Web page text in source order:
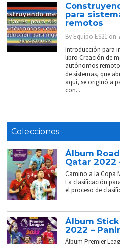
para
remotos
By Equipo ES21 on
Introducción para
libro Creación de
autónomos
de sistemas, que
aquí, se originó a
con...
Colecciones
Álbum
Qatar 2022
Camino a la Copa
La clasificación
el proceso de
Álbum
2022 –
Álbum Premier